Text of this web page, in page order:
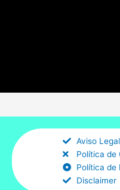
Aviso Legal
Política de
Política de
Disclaimer